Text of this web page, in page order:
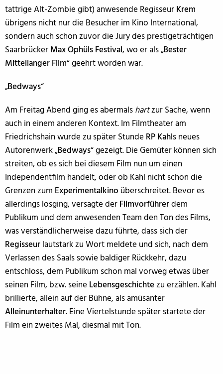
tattrige Alt-Zombie gibt) anwesende RegisseurKrem
übrigens nicht nur die Besucher im Kino International,
sondern auch schon zuvor die Jury des prestigeträchtigen
SaarbrückerMax Ophüls Festival, wo er als „Bester
Mittellanger Film“ geehrt worden war.
„Bedways“
Am Freitag Abend ging es abermalshartzur Sache, wenn
auch in einem anderen Kontext. Im Filmtheater am
Friedrichshain wurde zu später Stunde RP Kahls neues
Autorenwerk „Bedways“ gezeigt. Die Gemüter können sich
streiten, ob es sich bei diesem Film nun um einen
Independentfilm handelt, oder ob Kahl nicht schon die
Grenzen zum Experimentalkino überschreitet. Bevor es
allerdings losging, versagte derFilmvorführerdem
Publikum und dem anwesenden Team den Ton des Films,
was verständlicherweise dazu führte, dass sich der
Regisseurlautstark zu Wort meldete und sich, nach dem
Verlassen des Saals sowie baldiger Rückkehr, dazu
entschloss, dem Publikum schon mal vorweg etwas über
seinen Film, bzw. seine Lebensgeschichtezu erzählen. Kahl
brillierte, allein auf der Bühne, als amüsanter
Alleinunterhalter. Eine Viertelstunde später startete der
Film ein zweites Mal, diesmal mit Ton.